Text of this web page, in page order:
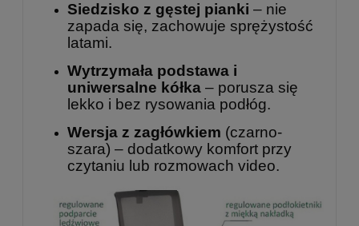
Siedzisko z gęstej pianki – nie
zapada się, zachowuje sprężystość
latami.
Wytrzymała podstawa i
uniwersalne kółka – porusza się
lekko i bez rysowania podłóg.
Wersja z zagłówkiem (czarno-
szara) – dodatkowy komfort przy
czytaniu lub rozmowach video.